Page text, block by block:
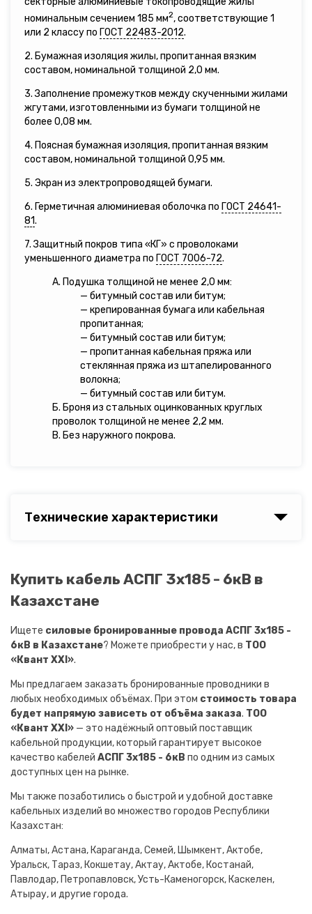
номинальным сечением 185 мм2, соответствующие 1
или 2 классу по ГОСТ 22483-2012.
2. Бумажная изоляция жилы, пропитанная вязким
составом, номинальной толщиной 2,0 мм.
3. Заполнение промежутков между скученными жилами
жгутами, изготовленными из бумаги толщиной не
более 0,08 мм.
4. Поясная бумажная изоляция, пропитанная вязким
составом, номинальной толщиной 0,95 мм.
5. Экран из электропроводящей бумаги.
6. Герметичная алюминиевая оболочка по ГОСТ 24641-
81.
7. Защитный покров типа «КГ» с проволоками
уменьшенного диаметра по ГОСТ 7006-72.
А. Подушка толщиной не менее 2,0 мм:
— битумный состав или битум;
— крепированная бумага или кабельная
пропитанная;
— битумный состав или битум;
— пропитанная кабельная пряжа или
стеклянная пряжа из штапелированного
волокна;
— битумный состав или битум.
Б. Броня из стальных оцинкованных круглых
проволок толщиной не менее 2,2 мм.
В. Без наружного покрова.
Технические характеристики
Купить кабель АСПГ 3х185 - 6кВ в
Казахстане
Ищете силовые бронированные провода АСПГ 3х185 -
6кВ в Казахстане? Можете приобрести у нас, в ТОО
«Квант XXI».
Мы предлагаем заказать бронированные проводники в
любых необходимых объёмах. При этом стоимость товара
будет напрямую зависеть от объёма заказа. ТОО
«Квант XXI» — это надёжный оптовый поставщик
кабельной продукции, который гарантирует высокое
качество кабелей АСПГ 3х185 - 6кВ по одним из самых
доступных цен на рынке.
Мы также позаботились о быстрой и удобной доставке
кабельных изделий во множество городов Республики
Казахстан:
Алматы, Астана, Караганда, Семей, Шымкент, Актобе,
Уральск, Тараз, Кокшетау, Актау, Актобе, Костанай,
Павлодар, Петропавловск, Усть-Каменогорск, Каскелен,
Атырау, и другие города.